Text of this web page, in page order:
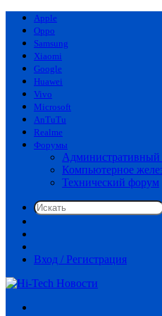
Apple
Oppo
Samsung
Xiaomi
Google
Huawei
Vivo
Microsoft
AnTuTu
Realme
Форумы
Компьютерное
Технический форум
статья
Вход / Регистрация